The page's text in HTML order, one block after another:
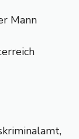
Mann